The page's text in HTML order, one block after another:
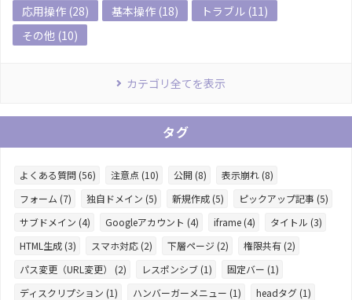
応用操作 (28) 基本操作 (18)
トラブル (11)
その他 (10)
カテゴリ全てを表示
タグ
よくある質問 (56) 注意点 (10) 公開 (8)
表示崩れ (8)
フォーム (7)
独自ドメイン (5) 新規作成 (5)
ピックアップ記事 (5)
サブドメイン (4)
Googleアカウント (4) iframe (4)
タイトル (3)
HTML生成 (3)
スマホ対応 (2) 下層ページ (2)
権限共有 (2)
パス変更（URL変更） (2)
レスポンシブ (1)
固定バー (1)
ディスクリプション (1)
ハンバーガーメニュー (1)
headタグ (1)